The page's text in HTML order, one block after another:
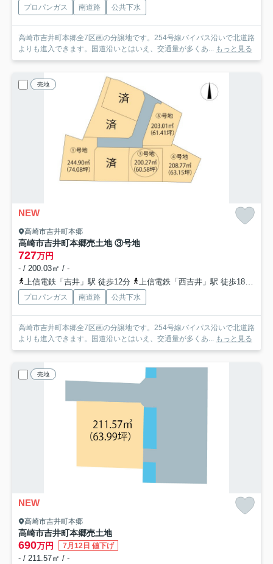
プロパンガス 南道路 公共下水
高崎市吉井町本郷全7区画の分譲地です。254号線バイパス沿いで北道路
よりも進入できます。国道沿いとはいえ、交通量が多くあ...
もっと見る
売地
NEW
高崎市吉井町本郷
高崎市吉井町本郷売土地 ③号地
727万円
- / 200.03㎡ / -
上信電鉄「吉井」駅 徒歩12分
上信電鉄「西吉井」駅 徒歩18分
プロパンガス 南道路 公共下水
高崎市吉井町本郷全7区画の分譲地です。254号線バイパス沿いで北道路
よりも進入できます。国道沿いとはいえ、交通量が多くあ...
もっと見る
売地
NEW
高崎市吉井町本郷
高崎市吉井町本郷売土地
690万円 7月12日 値下げ
- / 211.57㎡ / -